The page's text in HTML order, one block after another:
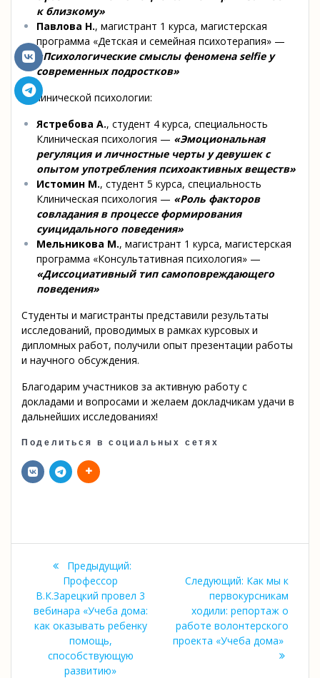
к близкому»
Павлова Н., магистрант 1 курса, магистерская
программа «Детская и семейная психотерапия» —
«Психологические смыслы феномена selfie у
современных подростков»
и клинической психологии:
Ястребова А., студент 4 курса, специальность
Клиническая психология — «Эмоциональная
регуляция и личностные черты у девушек с
опытом употребления психоактивных веществ»
Истомин М., студент 5 курса, специальность
Клиническая психология — «Роль факторов
совладания в процессе формирования
суицидального поведения»
Мельникова М., магистрант 1 курса, магистерская
программа «Консультативная психология» —
«Диссоциативный тип самоповреждающего
поведения»
Студенты и магистранты представили результаты
исследований, проводимых в рамках курсовых и
дипломных работ, получили опыт презентации работы
и научного обсуждения.
Благодарим участников за активную работу с
докладами и вопросами и желаем докладчикам удачи в
дальнейших исследованиях!
Поделиться в социальных сетях
Навигация
по
записям
Предыдущий:Предыдущая
Профессор
В.К.Зарецкий провел 3
вебинара «Учеба дома:
как оказывать ребенку
помощь,
способствующую
развитию»
Следующий: Следующая
запись:
Как мы к
первокурсникам
ходили: репортаж о
работе волонтерского
проекта «Учеба дома»